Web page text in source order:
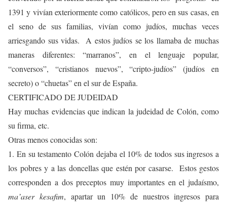
1391 y vivían exteriormente como católicos, pero en sus casas, en
el seno de sus familias, vivían como judíos, muchas veces
arriesgando sus vidas. A estos judíos se los llamaba de muchas
maneras diferentes: “marranos”, en el lenguaje popular,
“conversos”, “cristianos nuevos”, “cripto-judíos” (judíos en
secreto) o “chuetas” en el sur de España.
CERTIFICADO DE JUDEIDAD
Hay muchas evidencias que indican la judeidad de Colón, como
su firma, etc.
Otras menos conocidas son:
1. En su testamento Colón dejaba el 10% de todos sus ingresos a
los pobres y a las doncellas que estén por casarse. Estos gestos
corresponden a dos preceptos muy importantes en el judaísmo,
ma’aser kesafim, apartar un 10% de nuestros ingresos para